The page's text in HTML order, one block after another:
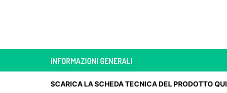
INFORMAZIONI GENERALI
SCARICA LA SCHEDA TECNICA DEL PRODOTTO QUI